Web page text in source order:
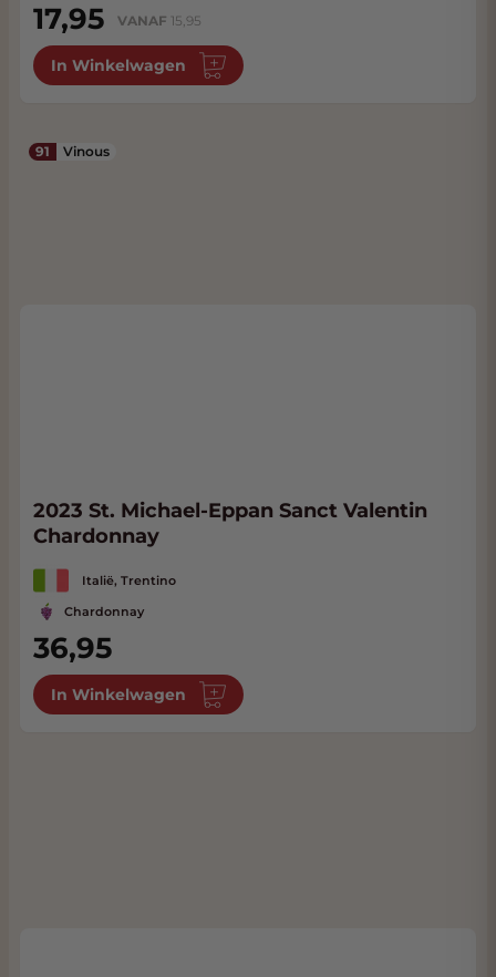
17,95 VANAF 15,95
In Winkelwagen
91 Vinous
2023 St. Michael-Eppan Sanct Valentin
Chardonnay
Italië, Trentino
Chardonnay
36,95
In Winkelwagen